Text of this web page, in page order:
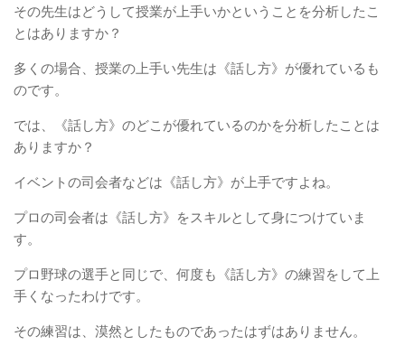
その先生はどうして授業が上手いかということを分析したこ
とはありますか？
多くの場合、授業の上手い先生は《話し方》が優れているも
のです。
では、《話し方》のどこが優れているのかを分析したことは
ありますか？
イベントの司会者などは《話し方》が上手ですよね。
プロの司会者は《話し方》をスキルとして身につけていま
す。
プロ野球の選手と同じで、何度も《話し方》の練習をして上
手くなったわけです。
その練習は、漠然としたものであったはずはありません。